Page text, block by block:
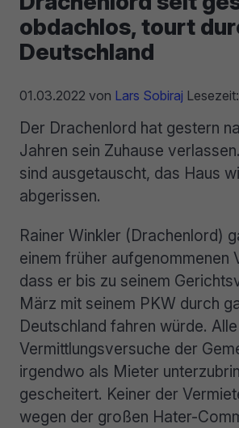
obdachlos, tourt
Deutschland
01.03.2022 von Lars Sobiraj
Der Drachenlord hat gestern
Jahren sein Zuhause
sind ausgetauscht, das Haus
abgerissen.
Rainer Winkler (Drachenlord)
einem früher aufgenommenen
dass er bis zu seinem
März mit seinem PKW durch
Deutschland fahren würde. Alle
Vermittlungsversuche der
irgendwo als Mieter
gescheitert. Keiner der
wegen der großen Hater-